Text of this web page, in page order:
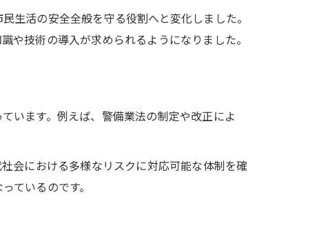
生活の安全全般を守る役割へと変化しました。
や技術の導入が求められるようになりました。
います。例えば、警備業法の制定や改正によ
会における多様なリスクに対応可能な体制を確
ているのです。